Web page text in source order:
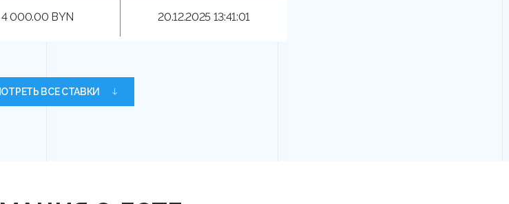
4 000.00 BYN 20.12.2025 13:41:01
ВСЕ СТАВКИ